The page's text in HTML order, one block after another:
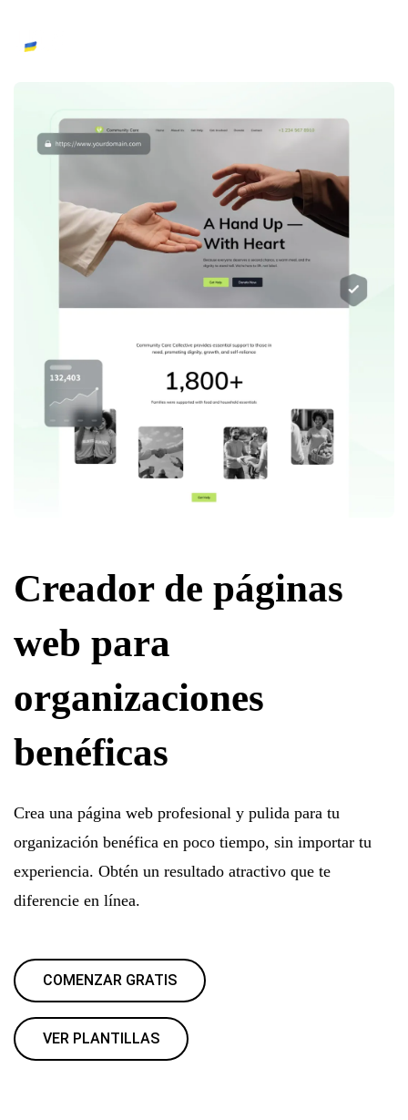
Creador de páginas
web para
organizaciones
benéficas
Crea una página web profesional y pulida para tu
organización benéfica en poco tiempo, sin importar tu
experiencia. Obtén un resultado atractivo que te
diferencie en línea.
COMENZAR GRATIS
VER PLANTILLAS